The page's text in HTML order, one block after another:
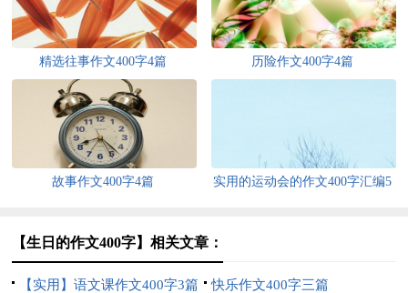
精选往事作文400字4篇 历险作文400字4篇
故事作文400字4篇
实用的运动会的作文400字汇编5
【生日的作文400字】相关文章：
【实用】语文课作文400字3篇
快乐作文400字三篇